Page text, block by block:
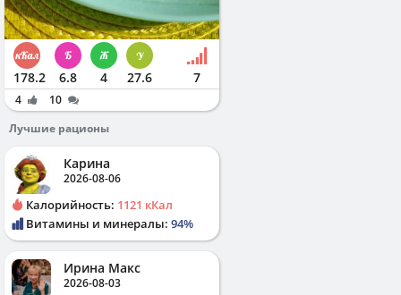
178.2 6.8 4 27.6 7
4
10
Лучшие рационы
Карина
2026-08-06
Калорийность: 1121 кКал
Витамины и минералы: 94%
Ирина Макс
2026-08-03